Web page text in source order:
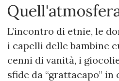
L’incontro di etnie, le
i capelli delle bambine
cenni di vanità, i
sfide da “grattacapo”